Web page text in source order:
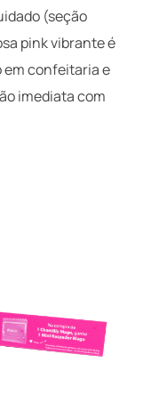
(seção
pink vibrante é
em confeitaria e
imediata com